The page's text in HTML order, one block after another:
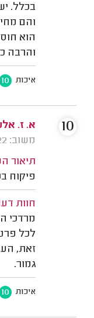
בכלל.
והם
הוא
והרבה
איכות 10
א. ז.
משוב: 15/08/2022
תיאור
פיקוח
חוות
מרדכי
לכל
זאת,
גמור.
איכות 10
10